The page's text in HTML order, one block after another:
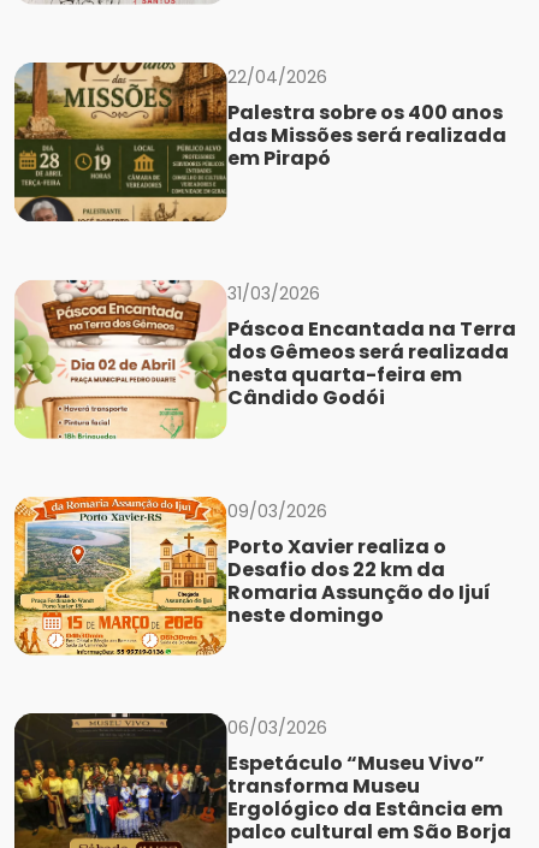
22/04/2026
Palestra sobre os 400 anos
das Missões será realizada
em Pirapó
31/03/2026
Páscoa Encantada na Terra
dos Gêmeos será realizada
nesta quarta-feira em
Cândido Godói
09/03/2026
Porto Xavier realiza o
Desafio dos 22 km da
Romaria Assunção do Ijuí
neste domingo
06/03/2026
Espetáculo “Museu Vivo”
transforma Museu
Ergológico da Estância em
palco cultural em São Borja